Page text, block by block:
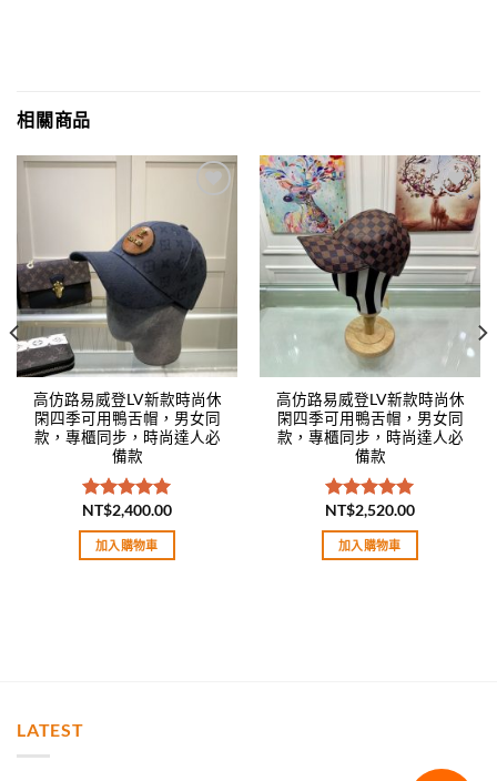
相關商品
wishlist
高仿路易威登LV新款時尚休
閑四季可用鴨舌帽，男女同
款，專櫃同步，時尚達人必
備款
評分5.00
滿分 5
NT$2,400.00
加入購物車
Add to
wishlist
高仿路易威登LV新款時尚休
閑四季可用鴨舌帽，男女同
款，專櫃同步，時尚達人必
備款
評分5.00
滿分 5
NT$2,520.00
加入購物車
LATEST